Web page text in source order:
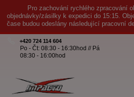
Pro zachování rychlého zpracování
objednávky/zásilky k expedici do 15:15.
čase budou odeslány následující pracovní
+420 724 114 604
Po - Čt: 08:30 - 16:30hod // Pá
08:30 - 16:00hod